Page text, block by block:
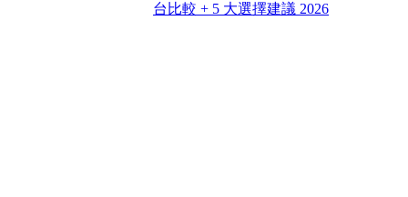
台比較 + 5 大選擇建議 2026